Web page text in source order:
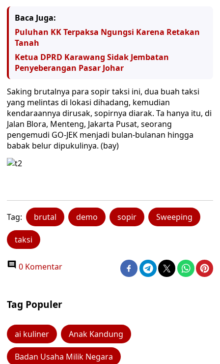
Baca Juga:
Puluhan KK Terpaksa Ngungsi Karena Retakan
Tanah
Ketua DPRD Karawang Sidak Jembatan
Penyeberangan Pasar Johar
Saking brutalnya para sopir taksi ini, dua buah taksi
yang melintas di lokasi dihadang, kemudian
kendaraannya dirusak, sopirnya diarak. Ta hanya itu, di
Jalan Blora, Menteng, Jakarta Pusat, seorang
pengemudi GO-JEK menjadi bulan-bulanan hingga
babak belur dipukulinya. (bay)
Tag: brutal demo sopir Sweeping
taksi
0 Komentar
Tag Populer
ai kuliner Anak Kandung
Badan Usaha Milik Negara